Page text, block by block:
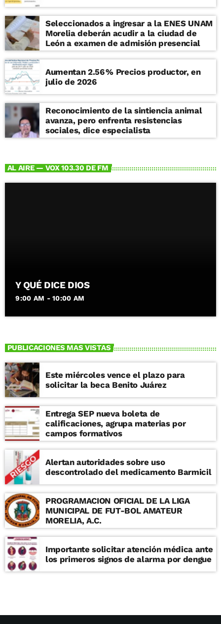
Seleccionados a ingresar a la ENES UNAM
Morelia deberán acudir a la ciudad de
León a examen de admisión presencial
Aumentan 2.56 % Precios productor, en
julio de 2026
Reconocimiento de la sintiencia animal
avanza, pero enfrenta resistencias
sociales, dice especialista
AL AIRE — VOX 103.30 DE FM
Y QUÉ DICE DIOS
9:00 AM - 10:00 AM
PUBLICACIONES MAS VISTAS
Este miércoles vence el plazo para
solicitar la beca Benito Juárez
Entrega SEP nueva boleta de
calificaciones, agrupa materias por
campos formativos
Alertan autoridades sobre uso
descontrolado del medicamento Barmicil
PROGRAMACION OFICIAL DE LA LIGA
MUNICIPAL DE FUT-BOL AMATEUR
MORELIA, A.C.
Importante solicitar atención médica ante
los primeros signos de alarma por dengue